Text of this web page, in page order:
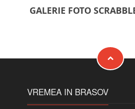
GALERIE FOTO
VREMEA IN BRASOV